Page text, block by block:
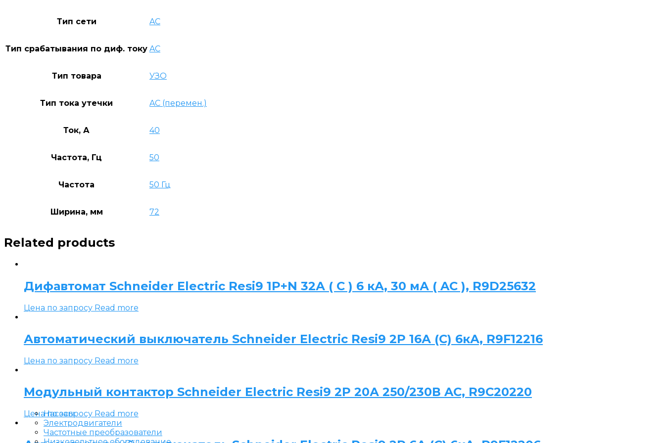
Насосы
Электродвигатели
Частотные преобразователи
Тип сети AC
Тип срабатывания по диф. току AC
Тип товара УЗО
Тип тока утечки AC (перемен.)
Ток, А 40
Частота, Гц 50
Частота 50 Гц
Ширина, мм 72
Related products
Дифавтомат Schneider Electric Resi9 1P+N 32А ( C ) 6 кА, 30 мА ( AC ), R9D25632
Цена по запросу Read more
Автоматический выключатель Schneider Electric Resi9 2P 16А (C) 6кА, R9F12216
Цена по запросу Read more
Модульный контактор Schneider Electric Resi9 2P 20А 250/230В AC, R9C20220
Цена по запросу Read more